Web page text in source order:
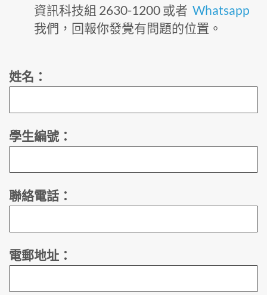
資訊科技組 2630-1200 或者 Whatsapp
我們，回報你發覺有問題的位置。
姓名：
學生編號：
聯絡電話：
電郵地址：